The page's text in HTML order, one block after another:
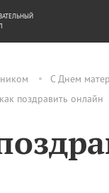
С Днем
поздравить онлайн
ДЕНЬГИ